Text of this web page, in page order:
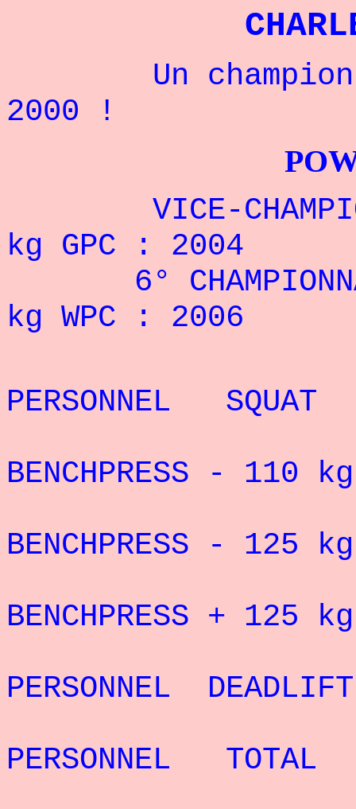
Un champion
2000 !
VICE-CHAMPION
kg GPC : 2004
6°
kg WPC : 2006
PERSONNEL
BENCHPRESS - 110
BENCHPRESS - 125
BENCHPRESS + 125
PERSONNEL
PERSONNEL